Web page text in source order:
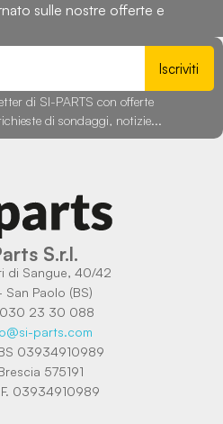
sulle nostre offerte e
Iscriviti
di SI-PARTS con offerte
di sondaggi, notizie...
S.r.l.
di Sangue, 40/42
Paolo (BS)
23 30 088
parts.com
03934910989
575191
03934910989